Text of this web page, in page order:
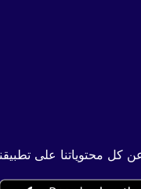
كل محتوياتنا على